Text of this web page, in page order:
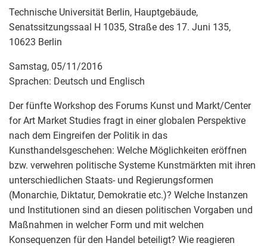
Technische Universität Berlin, Hauptgebäude,
Senatssitzungssaal H 1035, Straße des 17. Juni 135,
10623 Berlin
Samstag, 05/11/2016
Sprachen: Deutsch und Englisch
Der fünfte Workshop des Forums Kunst und Markt/Center
for Art Market Studies fragt in einer globalen Perspektive
nach dem Eingreifen der Politik in das
Kunsthandelsgeschehen: Welche Möglichkeiten eröffnen
bzw. verwehren politische Systeme Kunstmärkten mit ihren
unterschiedlichen Staats- und Regierungsformen
(Monarchie, Diktatur, Demokratie etc.)? Welche Instanzen
und Institutionen sind an diesen politischen Vorgaben und
Maßnahmen in welcher Form und mit welchen
Konsequenzen für den Handel beteiligt? Wie reagieren